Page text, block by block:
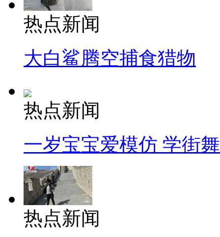
热点新闻
大白鲨腾空捕食猎物
热点新闻
一岁宝宝爱模仿 学街
热点新闻